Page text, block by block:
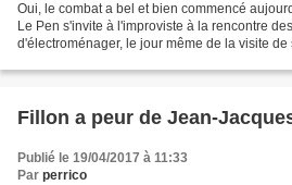
Oui, le combat a bel et bien commencé
Le Pen s'invite à l'improviste à la rencontre
d'électroménager, le jour même de la visite
Fillon a peur de Jean-
Publié le 19/04/2017 à 11:33
Par perrico